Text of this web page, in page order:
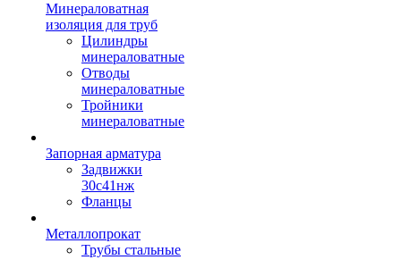
Минераловатная
изоляция для труб
Цилиндры
минераловатные
Отводы
минераловатные
Тройники
минераловатные
Запорная арматура
Задвижки
30с41нж
Фланцы
Металлопрокат
Трубы стальные